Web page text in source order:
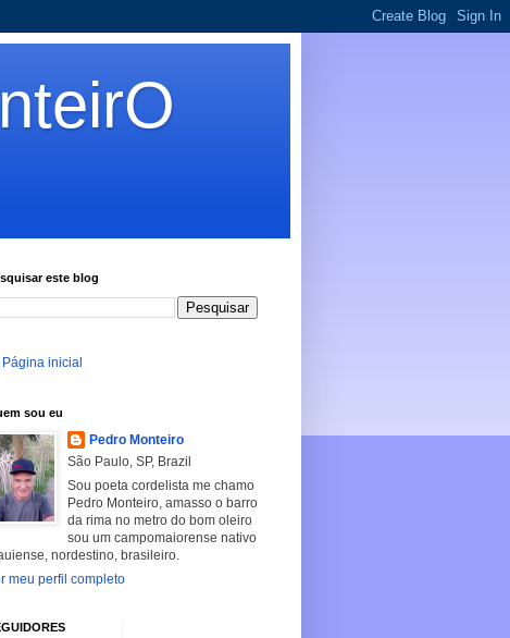
este blog
Página inicial
sou eu
Pedro Monteiro
São Paulo, SP, Brazil
Sou poeta cordelista me chamo
Pedro Monteiro, amasso o barro
da rima no metro do bom oleiro
sou um campomaiorense nativo
nordestino, brasileiro.
meu perfil completo